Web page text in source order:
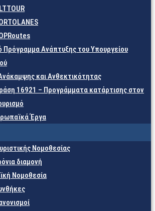
Πρόγραμμα Ανάπτυξης του Υπουργείου
και Ανθεκτικότητας
16921 – Προγράμματα κατάρτισης στον
Έργα
Νομοθεσίας
διαμονή
Νομοθεσία